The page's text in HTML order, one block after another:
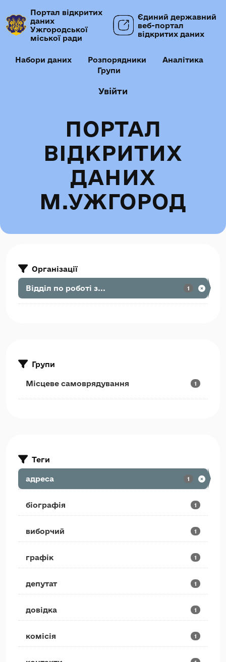
Портал відкритих
даних
Ужгородської
міської ради
Єдиний державний
веб-портал
відкритих даних
Набори даних Розпорядники
Аналітика
Групи
Увійти
ПОРТАЛ
ВІДКРИТИХ
ДАНИХ
М.УЖГОРОД
Організації
Відділ по роботі з... 1
Групи
Місцеве самоврядування 1
Теги
адреса 1
біографія 1
виборчий 1
графік 1
депутат 1
довідка 1
комісія 1